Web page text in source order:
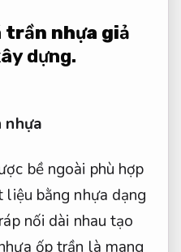
trần nhựa giả
dựng.
nhựa
bề ngoài phù hợp
liệu bằng nhựa dạng
nối dài nhau tạo
ốp trần là mang